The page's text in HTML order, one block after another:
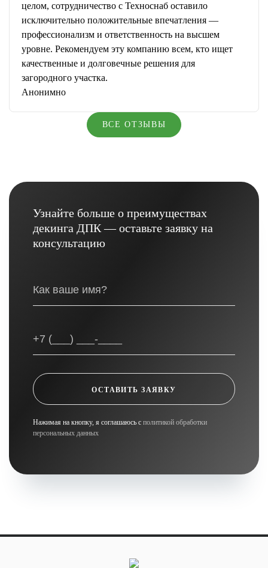
целом, сотрудничество с Техноснаб оставило
исключительно положительные впечатления —
профессионализм и ответственность на высшем
уровне. Рекомендуем эту компанию всем, кто ищет
качественные и долговечные решения для
загородного участка.
Анонимно
ВСЕ ОТЗЫВЫ
Узнайте больше о преимуществах
декинга ДПК — оставьте заявку на
консультацию
ОСТАВИТЬ ЗАЯВКУ
Нажимая на кнопку, я соглашаюсь с политикой обработки
персональных данных